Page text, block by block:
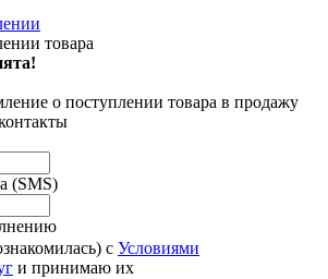
товара
о поступлении товара в продажу
(SMS)
с Условиями
и принимаю их